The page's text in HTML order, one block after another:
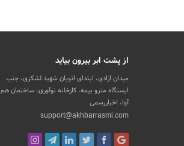
از پشت ابر بیرون بیاید
میدان آزادی، ابتدای اتوبان شهید لشکری، جنب
ایستگاه مترو بیمه، کارخانه نوآوری، ساختمان هم
آوا، اخباررسمی
support@akhbarrasmi.com